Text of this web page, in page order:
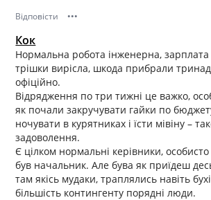
Відповісти •••
Кок
Нормальна робота інженерна, зарплата
трішки вирісла, шкода прибрали
офіційно.
Відрядження по три тижні це важко,
як почали закручувати гайки по
ночувати в курятниках і їсти мівіну –
задоволення.
Є цілком нормальні керівники,
був начальник. Але бува як приїдеш
там якісь мудаки, траплялись навіть
більшість контингенту порядні люди.